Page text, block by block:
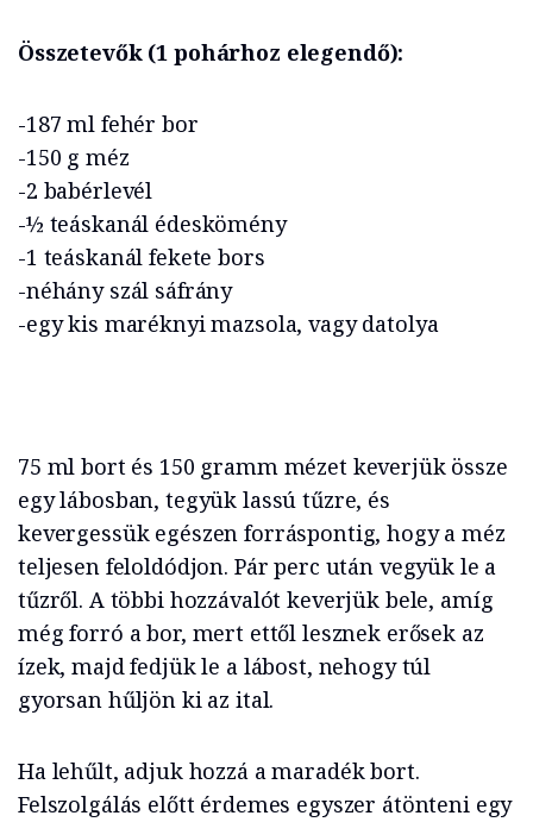
Összetevők (1 pohárhoz elegendő):
-187 ml fehér bor
-150 g méz
-2 babérlevél
-½ teáskanál édeskömény
-1 teáskanál fekete bors
-néhány szál sáfrány
-egy kis maréknyi mazsola, vagy datolya
75 ml bort és 150 gramm mézet keverjük össze
egy lábosban, tegyük lassú tűzre, és
kevergessük egészen forráspontig, hogy a méz
teljesen feloldódjon. Pár perc után vegyük le a
tűzről. A többi hozzávalót keverjük bele, amíg
még forró a bor, mert ettől lesznek erősek az
ízek, majd fedjük le a lábost, nehogy túl
gyorsan hűljön ki az ital.
Ha lehűlt, adjuk hozzá a maradék bort.
Felszolgálás előtt érdemes egyszer átönteni egy